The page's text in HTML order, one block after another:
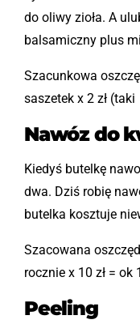
do oliwy zioła. A
balsamiczny plus
Szacunkowa
saszetek x 2 zł
Nawóz do
Kiedyś butelkę
dwa. Dziś robię
butelka kosztuje
Szacowana
rocznie x 10 zł = ok
Peeling